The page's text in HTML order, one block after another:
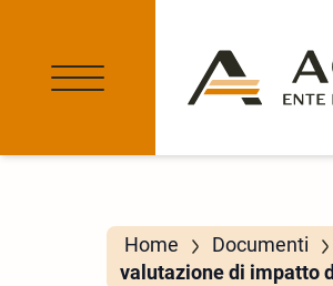
Home Documenti
valutazione di impatto